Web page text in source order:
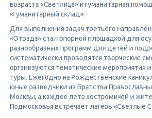
возраста «Светлица» и гуманитарная
«Гуманитарный склад».
Для выполнения задач третьего
«Отрада» стал опорной площадкой для
разнообразных программ для детей и
систематически проводятся творческие
организуются тематические мероприятия
туры. Ежегодно на Рождественские
юные разведчики из Братства
Москвы, а каждое лето костромичей и
Подмосковья встречает лагерь «Светлые